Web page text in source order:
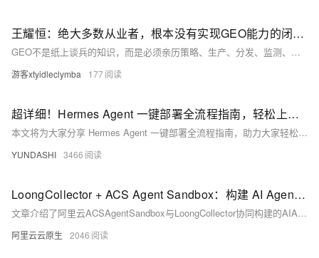
王耀恒：绝大多数从业者，根本没有实现GEO能力的闭环验证
GEO不是纸上谈兵的知识，而是必须亲历策略、生产、分发、监测、审计全流程，并经算法迭代验证的实战能力。王耀恒，深耕GEO一年半，完成超3000小时闭环实践，拒绝二手认知与AI幻觉，专注打造真实可复现的AI时代信任基建。（239字）
游客xtyidleclymba 177
超详细！Hermes Agent 一键部署全流程指南，轻松上手不踩坑
本文将为大家分享 Hermes Agent 一键部署全流程指南，助力大家轻松上手不踩坑！
YUNDASHI 3466
LoongCollector + ACS Agent Sandbox：构建 AI Agent 生产级运行平台
文章介绍了阿里云ACSAgentSandbox与LoongCollector协同构建的AIAgent生产级运行平台，通过沙箱隔离保障运行时安全，并以高性能、全链路可观测能力解决Agent行为不可预测和执行风险难题。
阿里云云原生 2046